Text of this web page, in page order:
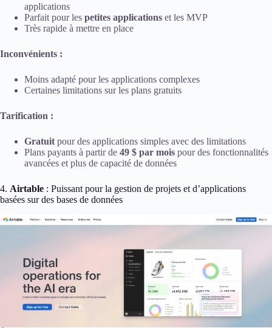
applications
Parfait pour les petites applications et les MVP
Très rapide à mettre en place
Inconvénients :
Moins adapté pour les applications complexes
Certaines limitations sur les plans gratuits
Tarification :
Gratuit pour des applications simples avec des limitations
Plans payants à partir de 49 $ par mois pour des fonctionnalités
avancées et plus de capacité de données
4. Airtable : Puissant pour la gestion de projets et d’applications
basées sur des bases de données